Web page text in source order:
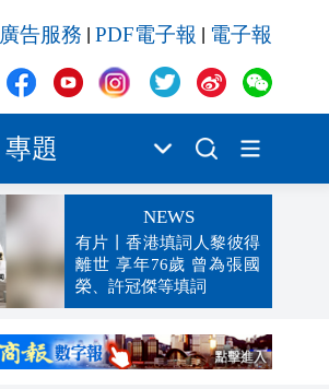
廣告服務 PDF電子報 電子報
專題
NEWS
有片丨香港填詞人黎彼得
離世 享年76歲 曾為張國
榮、許冠傑等填詞